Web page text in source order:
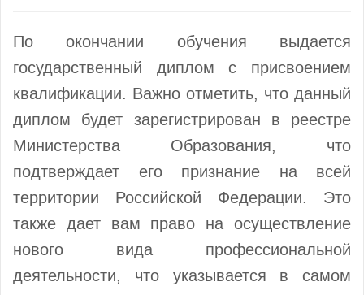
По окончании обучения выдается
государственный диплом с присвоением
квалификации. Важно отметить, что данный
диплом будет зарегистрирован в реестре
Министерства Образования, что
подтверждает его признание на всей
территории Российской Федерации. Это
также дает вам право на осуществление
нового вида профессиональной
деятельности, что указывается в самом